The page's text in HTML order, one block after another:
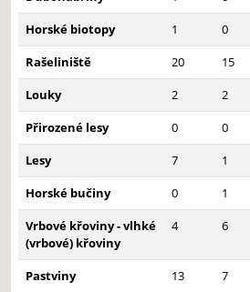
Horské biotopy
1 0
Rašeliniště
20 15
Louky
2 2
Přirozené lesy
0 0
Lesy
7 1
Horské bučiny
0 1
Vrbové křoviny - vlhké
(vrbové) křoviny
4 6
Pastviny 13 7